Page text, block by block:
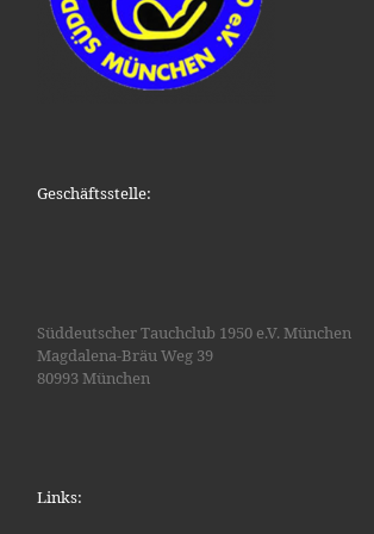
Geschäftsstelle:
Süddeutscher Tauchclub 1950 e.V. München
Magdalena-Bräu Weg 39
80993 München
Links: